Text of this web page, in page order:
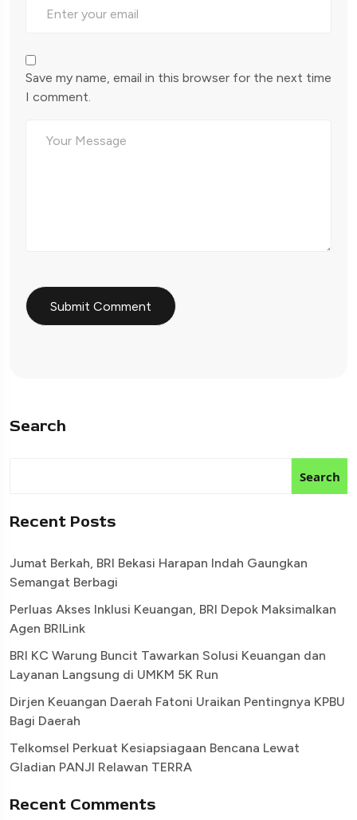
Save my name, email in this browser for the next time
I comment.
Search
Search
Recent Posts
Jumat Berkah, BRI Bekasi Harapan Indah Gaungkan
Semangat Berbagi
Perluas Akses Inklusi Keuangan, BRI Depok Maksimalkan
Agen BRILink
BRI KC Warung Buncit Tawarkan Solusi Keuangan dan
Layanan Langsung di UMKM 5K Run
Dirjen Keuangan Daerah Fatoni Uraikan Pentingnya KPBU
Bagi Daerah
Telkomsel Perkuat Kesiapsiagaan Bencana Lewat
Gladian PANJI Relawan TERRA
Recent Comments